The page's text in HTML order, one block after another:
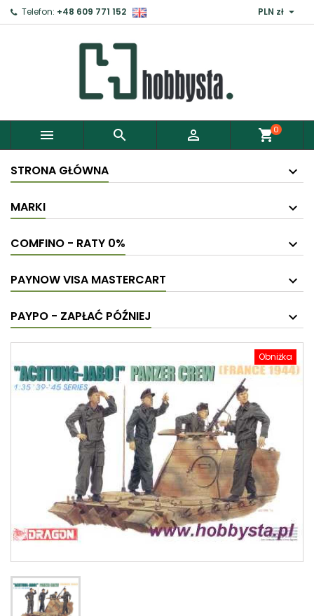
Telefon: +48 609 771 152 PLN zł 
   shopping_cart0
STRONA GŁÓWNA
MARKI
COMFINO - RATY 0%
PAYNOW VISA MASTERCART
PAYPO - ZAPŁAĆ PÓŹNIEJ
Obniżka